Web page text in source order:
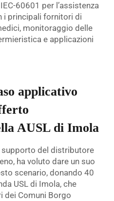
60601 per l’assistenza
i principali fornitori di
monitoraggio delle
e applicazioni
applicativo
AUSL di Imola
del distributore
ha voluto dare un suo
scenario, donando 40
USL di Imola, che
dei Comuni Borgo